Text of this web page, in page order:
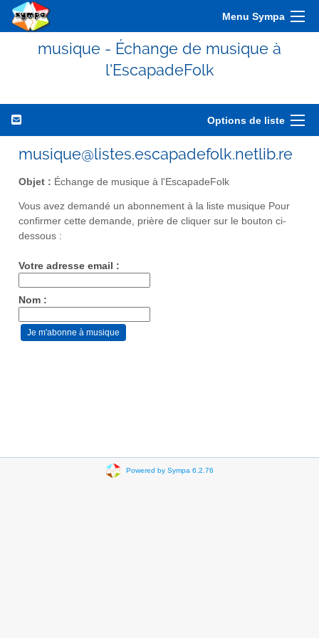
Menu Sympa
musique - Échange de musique à
l'EscapadeFolk
Options de liste
musique@listes.escapadefolk.netlib.re
Objet : Échange de musique à l'EscapadeFolk
Vous avez demandé un abonnement à la liste musique Pour
confirmer cette demande, prière de cliquer sur le bouton ci-
dessous :
Votre adresse email :
Nom :
Powered by Sympa 6.2.76